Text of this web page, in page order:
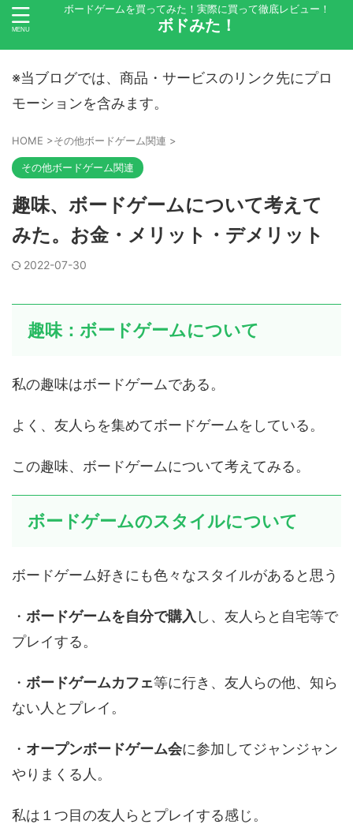
ボードゲームを買ってみた！実際に買って徹底レビュー！
ボドみた！
※当ブログでは、商品・サービスのリンク先にプロ
モーションを含みます。
HOME >その他ボードゲーム関連 >
その他ボードゲーム関連
趣味、ボードゲームについて考えて
みた。お金・メリット・デメリット
2022-07-30
趣味：ボードゲームについて
私の趣味はボードゲームである。
よく、友人らを集めてボードゲームをしている。
この趣味、ボードゲームについて考えてみる。
ボードゲームのスタイルについて
ボードゲーム好きにも色々なスタイルがあると思う
・ ボードゲームを自分で購入 し、友人らと自宅等で
プレイする。
・ ボードゲームカフェ等に行き、友人らの他、知ら
ない人とプレイ。
・ オープンボードゲーム会に参加してジャンジャン
やりまくる人。
私は１つ目の友人らとプレイする感じ。